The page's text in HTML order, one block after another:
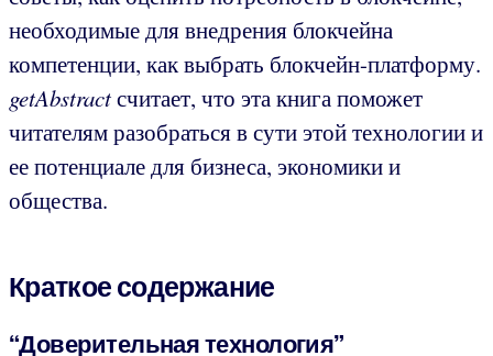
необходимые для внедрения блокчейна
компетенции, как выбрать блокчейн-платформу.
getAbstractсчитает, что эта книга поможет
читателям разобраться в сути этой технологии и
ее потенциале для бизнеса, экономики и
общества.
Краткое содержание
“Доверительная технология”